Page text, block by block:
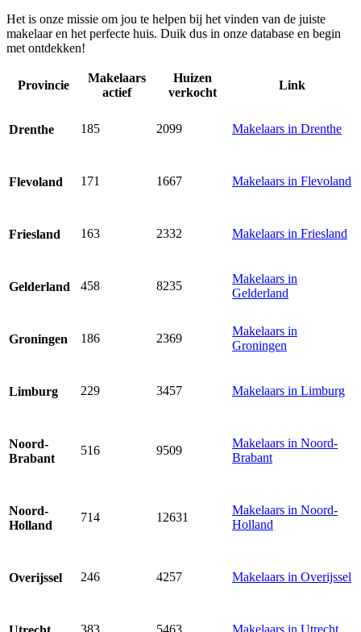
Het is onze missie om jou te helpen bij het vinden van de juiste
makelaar en het perfecte huis. Duik dus in onze database en begin
met ontdekken!
Provincie
Makelaars
actief
Huizen
verkocht
Link
Drenthe 185 2099 Makelaars in Drenthe
Flevoland 171 1667 Makelaars in Flevoland
Friesland 163 2332 Makelaars in Friesland
Gelderland 458 8235
Makelaars in
Gelderland
Groningen 186 2369
Makelaars in
Groningen
Limburg 229 3457 Makelaars in Limburg
Noord-
Brabant
516 9509
Makelaars in Noord-
Brabant
Noord-
Holland
714 12631
Makelaars in Noord-
Holland
Overijssel 246 4257 Makelaars in Overijssel